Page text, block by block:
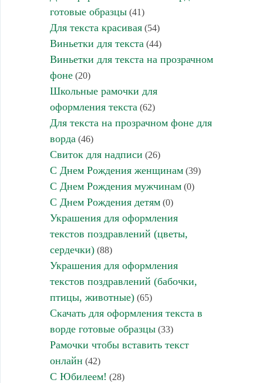
готовые образцы(41)
Для текста красивая(54)
Виньетки для текста (44)
Виньетки для текста на прозрачном
фоне(20)
Школьные рамочки для
оформления текста (62)
Для текста на прозрачном фоне для
ворда (46)
Свиток для надписи (26)
С Днем Рождения женщинам(39)
С Днем Рождения мужчинам(0)
С Днем Рождения детям(0)
Украшения для оформления
текстов поздравлений (цветы,
сердечки)(88)
Украшения для оформления
текстов поздравлений (бабочки,
птицы, животные)(65)
Скачать для оформления текста в
ворде готовые образцы(33)
Рамочки чтобы вставить текст
онлайн (42)
С Юбилеем! (28)